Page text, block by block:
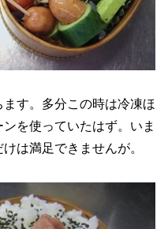
す。多分この時は冷凍ほ
を使っていたはず。いま
は満足できませんが。